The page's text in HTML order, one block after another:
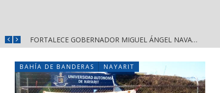
FORTALECE GOBERNADOR MIGUEL ÁNGEL NAVARRO LA COORDINACIÓN CON EL SECTOR EDUCATIVO EN NAYARIT
BAHÍA DE BANDERAS NAYARIT